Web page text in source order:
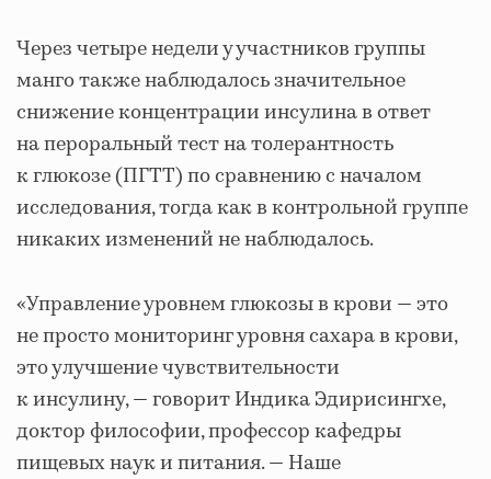
Через четыре недели у участников группы
манго также наблюдалось значительное
снижение концентрации инсулина в ответ
на пероральный тест на толерантность
к глюкозе (ПГТТ) по сравнению с началом
исследования, тогда как в контрольной группе
никаких изменений не наблюдалось.
«Управление уровнем глюкозы в крови — это
не просто мониторинг уровня сахара в крови,
это улучшение чувствительности
к инсулину, — говорит Индика Эдирисингхе,
доктор философии, профессор кафедры
пищевых наук и питания. — Наше